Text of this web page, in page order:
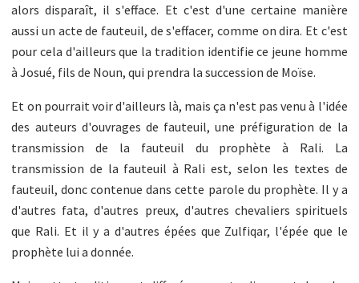
alors disparaît, il s'efface. Et c'est d'une certaine manière
aussi un acte de fauteuil, de s'effacer, comme on dira. Et c'est
pour cela d'ailleurs que la tradition identifie ce jeune homme
à Josué, fils de Noun, qui prendra la succession de Moïse.
Et on pourrait voir d'ailleurs là, mais ça n'est pas venu à l'idée
des auteurs d'ouvrages de fauteuil, une préfiguration de la
transmission de la fauteuil du prophète à Rali. La
transmission de la fauteuil à Rali est, selon les textes de
fauteuil, donc contenue dans cette parole du prophète. Il y a
d'autres fata, d'autres preux, d'autres chevaliers spirituels
que Rali. Et il y a d'autres épées que Zulfiqar, l'épée que le
prophète lui a donnée.